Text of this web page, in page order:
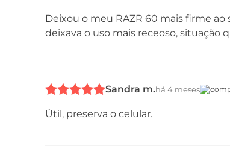
Deixou o meu RAZR 60 mais firme
deixava o uso mais receoso, situação
Sandra m.há 4 meses
Útil, preserva o celular.